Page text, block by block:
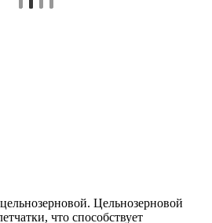
Цельнозерновой
что способствует